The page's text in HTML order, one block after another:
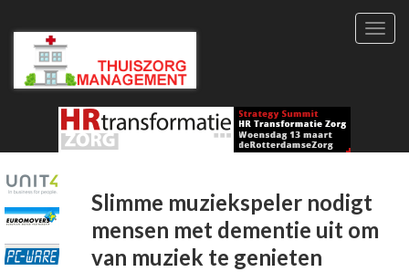
Slimme muziekspeler nodigt
mensen met dementie uit om
van muziek te genieten